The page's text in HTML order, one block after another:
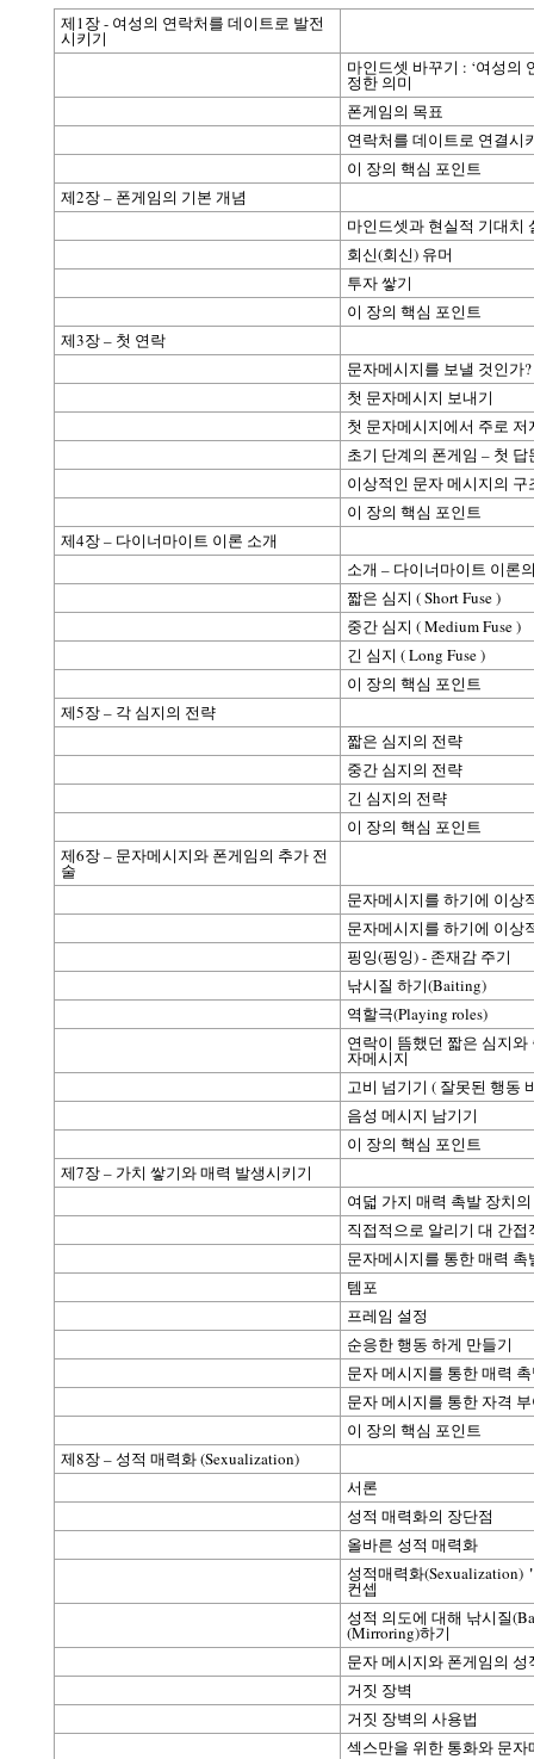
제1장 - 여성의 연락처를 데이트로 발전
시키기
마인드셋 바꾸기 : ‘여성의
정한 의미
폰게임의 목표
연락처를 데이트로 연결시
이 장의 핵심 포인트
제2장 – 폰게임의 기본 개념
마인드셋과 현실적 기대치
회신(회신) 유머
투자 쌓기
이 장의 핵심 포인트
제3장 – 첫 연락
문자메시지를 보낼 것인가
첫 문자메시지 보내기
첫 문자메시지에서 주로
초기 단계의 폰게임 – 첫 답
이상적인 문자 메시지의 구
이 장의 핵심 포인트
제4장 – 다이너마이트 이론 소개
소개 – 다이너마이트 이론
짧은 심지 ( Short Fuse )
중간 심지 ( Medium Fuse )
긴 심지 ( Long Fuse )
이 장의 핵심 포인트
제5장 – 각 심지의 전략
짧은 심지의 전략
중간 심지의 전략
긴 심지의 전략
이 장의 핵심 포인트
제6장 – 문자메시지와 폰게임의 추가 전
술
문자메시지를 하기에 이상
문자메시지를 하기에 이상
핑잉(핑잉) - 존재감 주기
낚시질 하기(Baiting)
역할극(Playing roles)
연락이 뜸했던 짧은 심지
자메시지
고비 넘기기 ( 잘못된 행동
음성 메시지 남기기
이 장의 핵심 포인트
제7장 – 가치 쌓기와 매력 발생시키기
여덟 가지 매력 촉발 장치
직접적으로 알리기 대 간
문자메시지를 통한 매력 촉
템포
프레임 설정
순응한 행동 하게 만들기
문자 메시지를 통한 매력
문자 메시지를 통한 자격
이 장의 핵심 포인트
제8장 – 성적 매력화 (Sexualization)
서론
성적 매력화의 장단점
올바른 성적 매력화
성적매력화(Sexualization)
컨셉
성적 의도에 대해 낚시질
(Mirroring)하기
문자 메시지와 폰게임의 성
거짓 장벽
거짓 장벽의 사용법
섹스만을 위한 통화와 문자